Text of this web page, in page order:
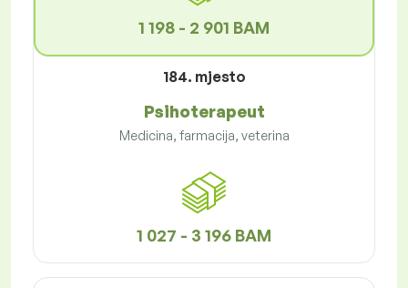
1 198 - 2 901 BAM
184. mjesto
Psihoterapeut
Medicina, farmacija, veterina
1 027 - 3 196 BAM